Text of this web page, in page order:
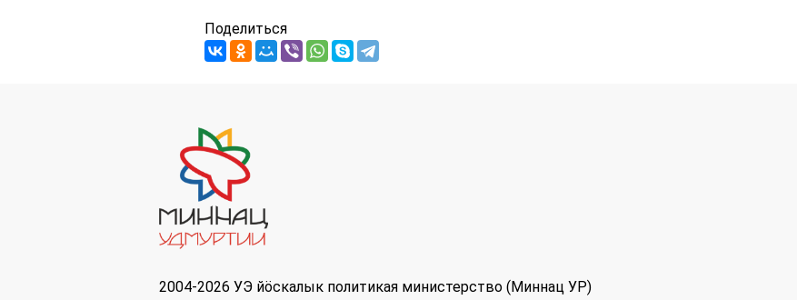
Поделиться
2004-2026 УЭ йöскалык политикая министерство (Миннац УР)